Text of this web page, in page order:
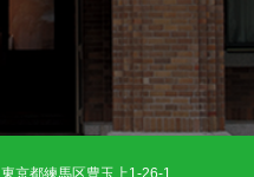
京都練馬区豊玉上1-26-1